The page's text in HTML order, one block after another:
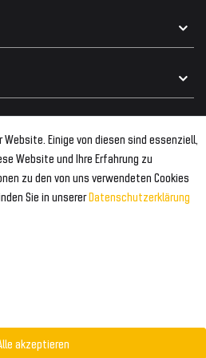
Einige von diesen sind essenziell,
Website und Ihre Erfahrung zu
zu den von uns verwendeten Cookies
Sie in unsererDaten­schutz­erklärung
akzeptieren
Powered by